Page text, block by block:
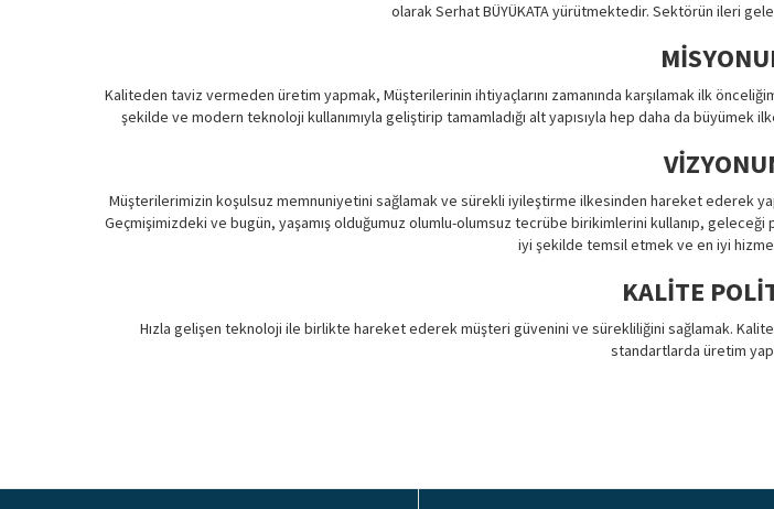
olarak Serhat BÜYÜKATA yürütmektedir. Sektörün ileri
Kaliteden taviz vermeden üretim yapmak, Müşterilerinin ihtiyaçlarını zamanında karşılamak ilk
şekilde ve modern teknoloji kullanımıyla geliştirip tamamladığı alt yapısıyla hep daha da büyümek
Müşterilerimizin koşulsuz memnuniyetini sağlamak ve sürekli iyileştirme ilkesinden hareket ederek
Geçmişimizdeki ve bugün, yaşamış olduğumuz olumlu-olumsuz tecrübe birikimlerini kullanıp,
iyi şekilde temsil etmek ve en iyi
KALİTE
Hızla gelişen teknoloji ile birlikte hareket ederek müşteri güvenini ve sürekliliğini sağlamak.
standartlarda üretim